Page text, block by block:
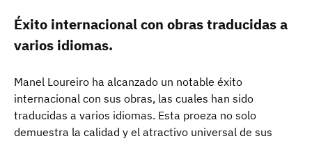
Éxito internacional con obras traducidas a
varios idiomas.
Manel Loureiro ha alcanzado un notable éxito
internacional con sus obras, las cuales han sido
traducidas a varios idiomas. Esta proeza no solo
demuestra la calidad y el atractivo universal de sus